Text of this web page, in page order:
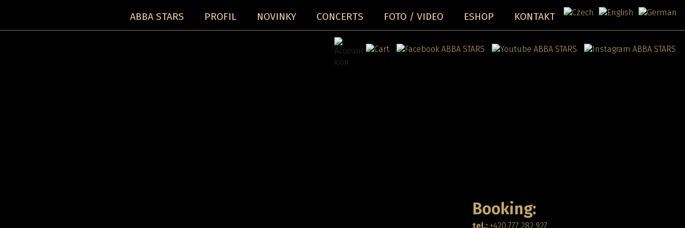
ABBA STARS PROFIL NOVINKY CONCERTS FOTO / VIDEO ESHOP KONTAKT
Booking:
tel.: +420 777 282 927